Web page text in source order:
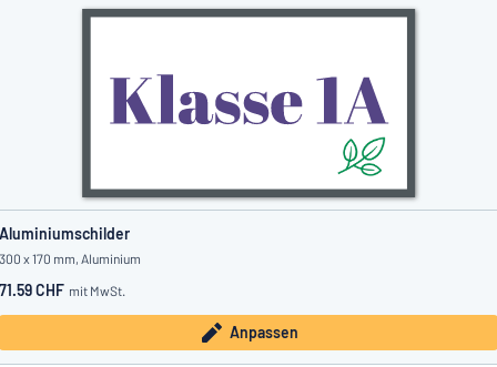
Aluminiumschilder
300 x 170 mm, Aluminium
71.59 CHF mit MwSt.
Anpassen